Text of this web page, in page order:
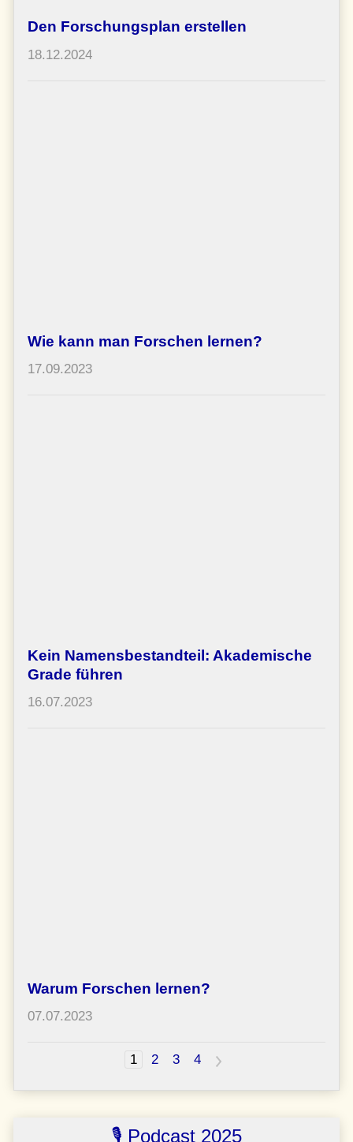
Den Forschungsplan erstellen
18.12.2024
Wie kann man Forschen lernen?
17.09.2023
Kein Namensbestandteil: Akademische
Grade führen
16.07.2023
Warum Forschen lernen?
07.07.2023
1 2 3 4 >
🎙️ Podcast 2025